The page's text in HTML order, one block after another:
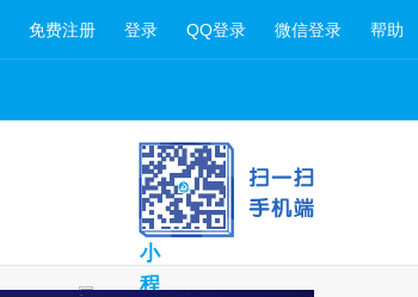
免费注册 登录 QQ登录 微信登录 帮助
扫
一
扫
小
程